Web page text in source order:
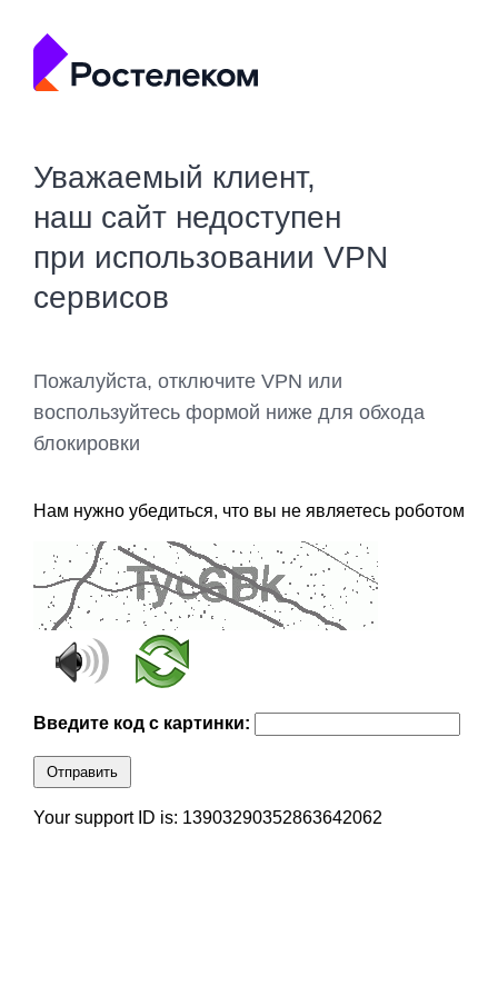
Уважаемый клиент,
наш сайт недоступен
при использовании VPN
сервисов
Пожалуйста, отключите VPN или
воспользуйтесь формой ниже для обхода
блокировки
Нам нужно убедиться, что вы не являетесь роботом
Введите код с картинки:
Отправить
Your support ID is: 13903290352863642062